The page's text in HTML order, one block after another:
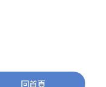
回首頁